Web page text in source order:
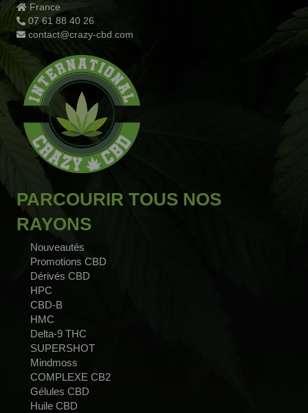
France
07 61 88 40 26
contact@crazy-cbd.com
PARCOURIR TOUS NOS
RAYONS
Nouveautés
Promotions CBD
Dérivés CBD
HPC
CBD-B
HMC
Delta-9 THC
SUPERSHOT
Mindmoss
COMPLEXE CB2
Gélules CBD
Huile CBD